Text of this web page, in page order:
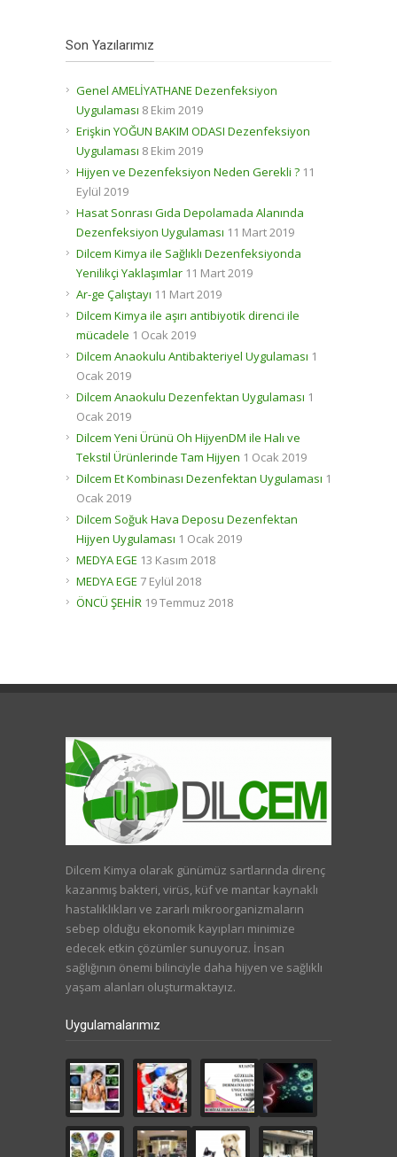
Son Yazılarımız
Genel AMELİYATHANE Dezenfeksiyon
Uygulaması 8 Ekim 2019
Erişkin YOĞUN BAKIM ODASI Dezenfeksiyon
Uygulaması 8 Ekim 2019
Hijyen ve Dezenfeksiyon Neden Gerekli ? 11
Eylül 2019
Hasat Sonrası Gıda Depolamada Alanında
Dezenfeksiyon Uygulaması 11 Mart 2019
Dilcem Kimya ile Sağlıklı Dezenfeksiyonda
Yenilikçi Yaklaşımlar 11 Mart 2019
Ar-ge Çalıştayı 11 Mart 2019
Dilcem Kimya ile aşırı antibiyotik direnci ile
mücadele 1 Ocak 2019
Dilcem Anaokulu Antibakteriyel Uygulaması 1
Ocak 2019
Dilcem Anaokulu Dezenfektan Uygulaması 1
Ocak 2019
Dilcem Yeni Ürünü Oh HijyenDM ile Halı ve
Tekstil Ürünlerinde Tam Hijyen 1 Ocak 2019
Dilcem Et Kombinası Dezenfektan Uygulaması 1
Ocak 2019
Dilcem Soğuk Hava Deposu Dezenfektan
Hijyen Uygulaması 1 Ocak 2019
MEDYA EGE 13 Kasım 2018
MEDYA EGE 7 Eylül 2018
ÖNCÜ ŞEHİR 19 Temmuz 2018
Dilcem Kimya olarak günümüz sartlarında direnç
kazanmış bakteri, virüs, küf ve mantar kaynaklı
hastalıklıkları ve zararlı mikroorganizmaların
sebep olduğu ekonomik kayıpları minimize
edecek etkin çözümler sunuyoruz. İnsan
sağlığının önemi bilinciyle daha hijyen ve sağlıklı
yaşam alanları oluşturmaktayız.
Uygulamalarımız